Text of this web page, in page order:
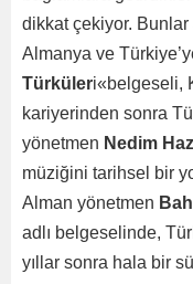
dikkat çekiyor.
Almanya ve
Türküleri«belgeseli,
kariyerinden sonra
yönetmen Nedim
müziğini tarihsel bir
Alman yönetmen
adlı belgeselinde,
yıllar sonra hala bir